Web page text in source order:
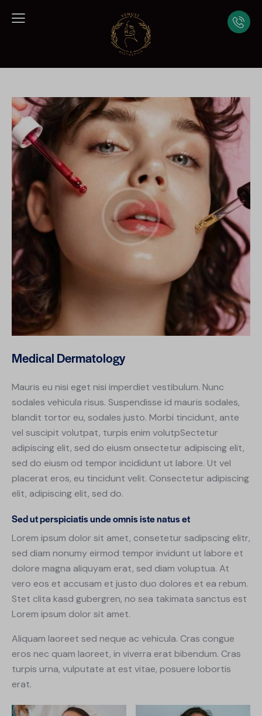
Medical Dermatology
Mauris eu nisi eget nisi imperdiet vestibulum. Nunc
sodales vehicula risus. Suspendisse id mauris sodales,
blandit tortor eu, sodales justo. Morbi tincidunt, ante
vel suscipit volutpat, turpis enim volutpSectetur
adipiscing elit, sed do eiusm onsectetur adipiscing elit,
sed do eiusm od tempor incididunt ut labore. Ut vel
placerat eros, eu tincidunt velit. Consectetur adipiscing
elit, adipiscing elit, sed do.
Sed ut perspiciatis unde omnis iste natus et
Lorem ipsum dolor sit amet, consetetur sadipscing elitr,
sed diam nonumy eirmod tempor invidunt ut labore et
dolore magna aliquyam erat, sed diam voluptua. At
vero eos et accusam et justo duo dolores et ea rebum.
Stet clita kasd gubergren, no sea takimata sanctus est
Lorem ipsum dolor sit amet.
Aliquam laoreet sed neque ac vehicula. Cras congue
eros nec quam laoreet, in viverra erat bibendum. Cras
turpis urna, vulputate at est vitae, posuere lobortis
erat.